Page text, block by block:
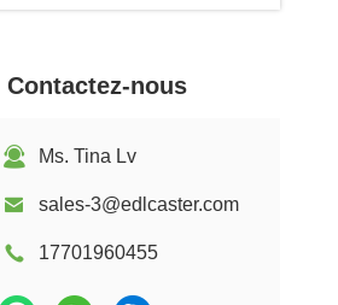
Contactez-nous
Ms. Tina Lv
sales-3@edlcaster.com
17701960455